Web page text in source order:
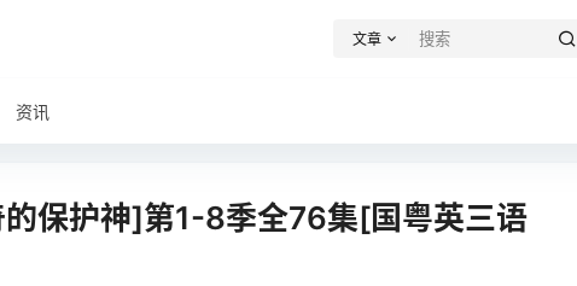
文章
资讯
保护神]第1-8季全76集[国粤英三语